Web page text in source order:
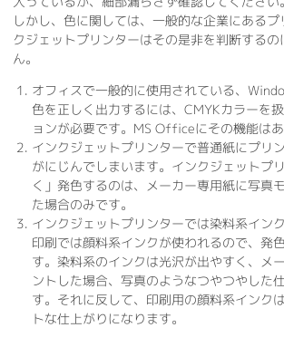
しかし、色に関しては、一般的な企業にある
クジェットプリンターはその是非を判断する
ん。
オフィスで一般的に使用されている、
色を正しく出力するには、CMYKカラーを
ョンが必要です。MS Officeにその機能はあ
インクジェットプリンターで普通紙にプリ
がにじんでしまいます。インクジェットプ
く」発色するのは、メーカー専用紙に写真
た場合のみです。
インクジェットプリンターでは染料系イン
印刷では顔料系インクが使われるので、発
す。染料系のインクは光沢が出やすく、メ
ントした場合、写真のようなつやつやした
す。それに反して、印刷用の顔料系インク
トな仕上がりになります。